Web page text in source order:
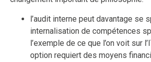
l’audit interne peut davantage se
internalisation de compétences
l’exemple de ce que l’on voit sur
option requiert des moyens